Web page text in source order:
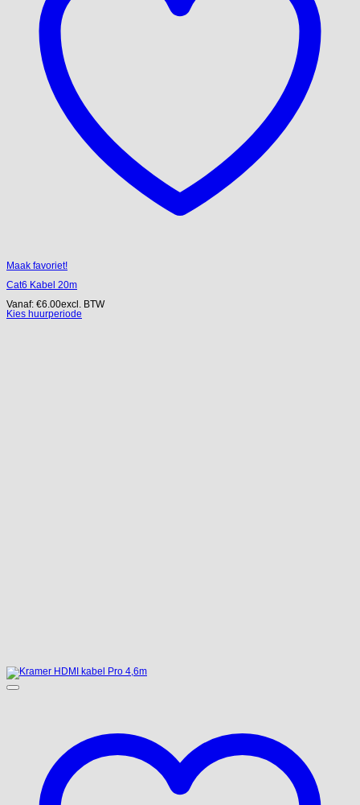
Maak favoriet!
Cat6 Kabel 20m
Vanaf: €6.00excl. BTW
Kies huurperiode